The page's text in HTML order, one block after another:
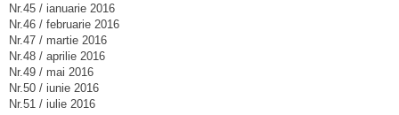
Nr.45 / ianuarie 2016
Nr.46 / februarie 2016
Nr.47 / martie 2016
Nr.48 / aprilie 2016
Nr.49 / mai 2016
Nr.50 / iunie 2016
Nr.51 / iulie 2016